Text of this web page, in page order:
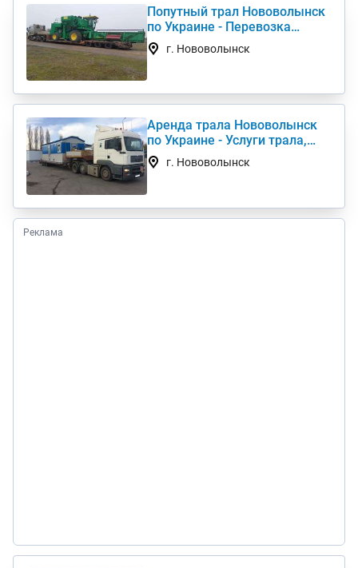
Попутный трал Нововолынск
по Украине - Перевозка
негабаритных грузов
г. Нововолынск
Аренда трала Нововолынск
по Украине - Услуги трала,
низкорамный трал
г. Нововолынск
Реклама